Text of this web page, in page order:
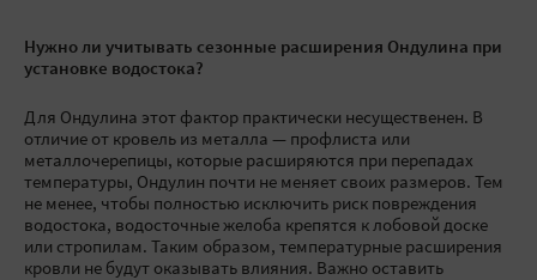
Нужно ли учитывать сезонные расширения Ондулина при
установке водостока?
Для Ондулина этот фактор практически несущественен. В
отличие от кровель из металла — профлиста или
металлочерепицы, которые расширяются при перепадах
температуры, Ондулин почти не меняет своих размеров. Тем
не менее, чтобы полностью исключить риск повреждения
водостока, водосточные желоба крепятся к лобовой доске
или стропилам. Таким образом, температурные расширения
кровли не будут оказывать влияния. Важно оставить